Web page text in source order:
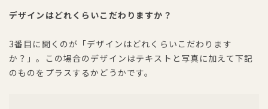
デザインはどれくらいこだわりますか？
3番目に聞くのが「デザインはどれくらいこだわります
か？」。この場合のデザインはテキストと写真に加えて下記
のものをプラスするかどうかです。